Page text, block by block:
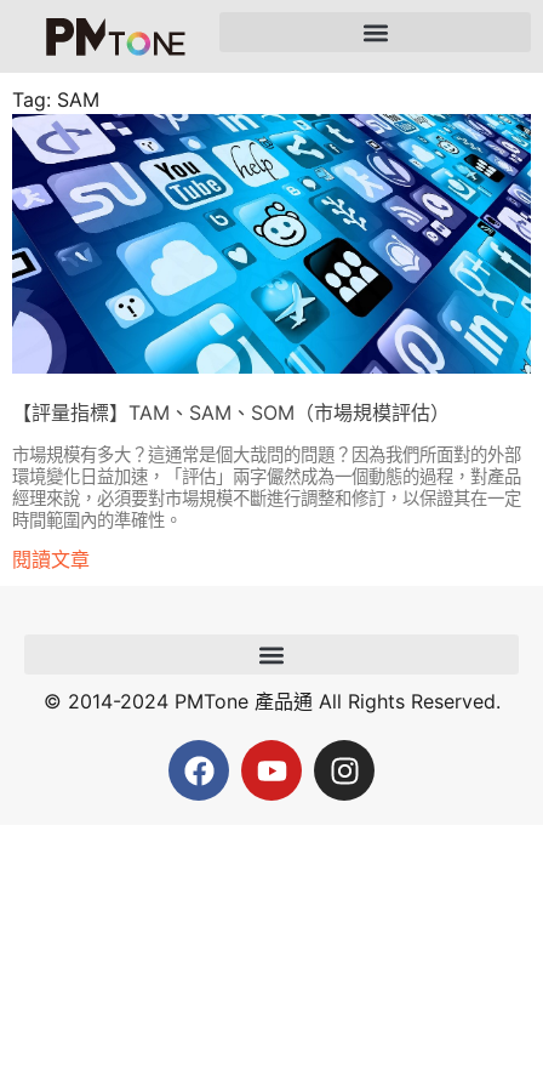
Tag: SAM
【評量指標】TAM、SAM、SOM（市場規模評估）
市場規模有多大？這通常是個大哉問的問題？因為我們所面對的外部
環境變化日益加速，「評估」兩字儼然成為一個動態的過程，對產品
經理來說，必須要對市場規模不斷進行調整和修訂，以保證其在一定
時間範圍內的準確性。
閱讀文章
© 2014-2024 PMTone 產品通 All Rights Reserved.